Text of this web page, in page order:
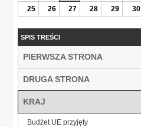
25
26 27 28 29 30
SPIS TREŚCI
PIERWSZA STRONA
DRUGA STRONA
KRAJ
Budżet UE przyjęty